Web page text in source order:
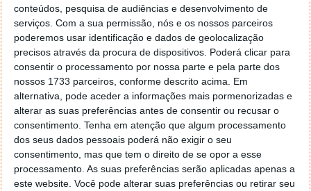
conteúdos, pesquisa de audiências e desenvolvimento de
serviços. Com a sua permissão, nós e os nossos parceiros
poderemos usar identificação e dados de geolocalização
precisos através da procura de dispositivos. Poderá clicar para
consentir o processamento por nossa parte e pela parte dos
nossos 1733 parceiros, conforme descrito acima. Em
alternativa, pode aceder a informações mais pormenorizadas e
alterar as suas preferências antes de consentir ou recusar o
consentimento. Tenha em atenção que algum processamento
dos seus dados pessoais poderá não exigir o seu
consentimento, mas que tem o direito de se opor a esse
processamento. As suas preferências serão aplicadas apenas a
este website. Você pode alterar suas preferências ou retirar seu
Visite diretamente os sites dos organismos oficiais
É frequente os burlões fazerem-se passar por fontes
reconhecidas, fidedignas e oficiais. Visite
diretamente fontes como Portugal.gov.pt,
covid19.min-saude.pt ou WHO.int para aceder às
informações factuais mais recentes sobre a COVID-
19.